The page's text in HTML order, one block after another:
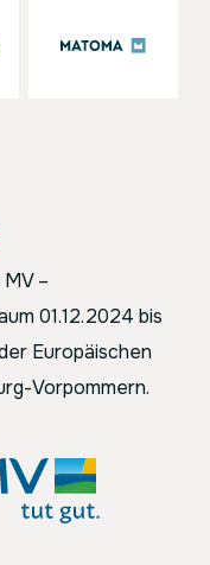
–
01.12.2024 bis
Europäischen
Vorpommern.